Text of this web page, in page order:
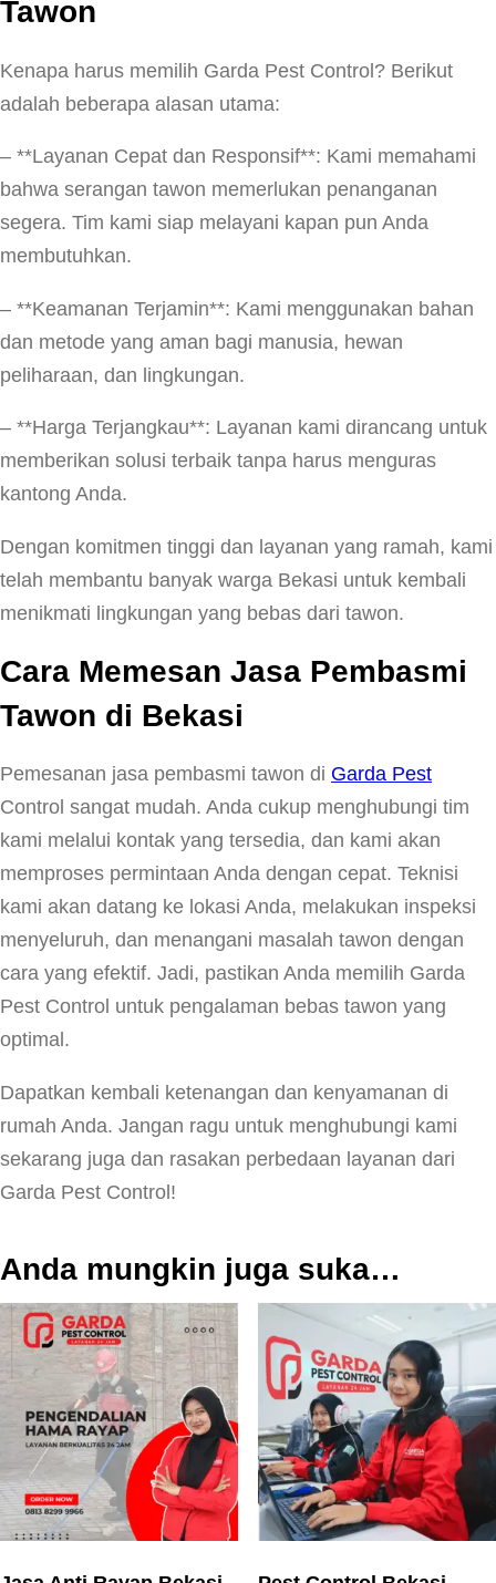
Tawon
Kenapa harus memilih Garda Pest Control? Berikut
adalah beberapa alasan utama:
– **Layanan Cepat dan Responsif**: Kami memahami
bahwa serangan tawon memerlukan penanganan
segera. Tim kami siap melayani kapan pun Anda
membutuhkan.
– **Keamanan Terjamin**: Kami menggunakan bahan
dan metode yang aman bagi manusia, hewan
peliharaan, dan lingkungan.
– **Harga Terjangkau**: Layanan kami dirancang untuk
memberikan solusi terbaik tanpa harus menguras
kantong Anda.
Dengan komitmen tinggi dan layanan yang ramah, kami
telah membantu banyak warga Bekasi untuk kembali
menikmati lingkungan yang bebas dari tawon.
Cara Memesan Jasa Pembasmi
Tawon di Bekasi
Pemesanan jasa pembasmi tawon di Garda Pest
Control sangat mudah. Anda cukup menghubungi tim
kami melalui kontak yang tersedia, dan kami akan
memproses permintaan Anda dengan cepat. Teknisi
kami akan datang ke lokasi Anda, melakukan inspeksi
menyeluruh, dan menangani masalah tawon dengan
cara yang efektif. Jadi, pastikan Anda memilih Garda
Pest Control untuk pengalaman bebas tawon yang
optimal.
Dapatkan kembali ketenangan dan kenyamanan di
rumah Anda. Jangan ragu untuk menghubungi kami
sekarang juga dan rasakan perbedaan layanan dari
Garda Pest Control!
Anda mungkin juga suka…